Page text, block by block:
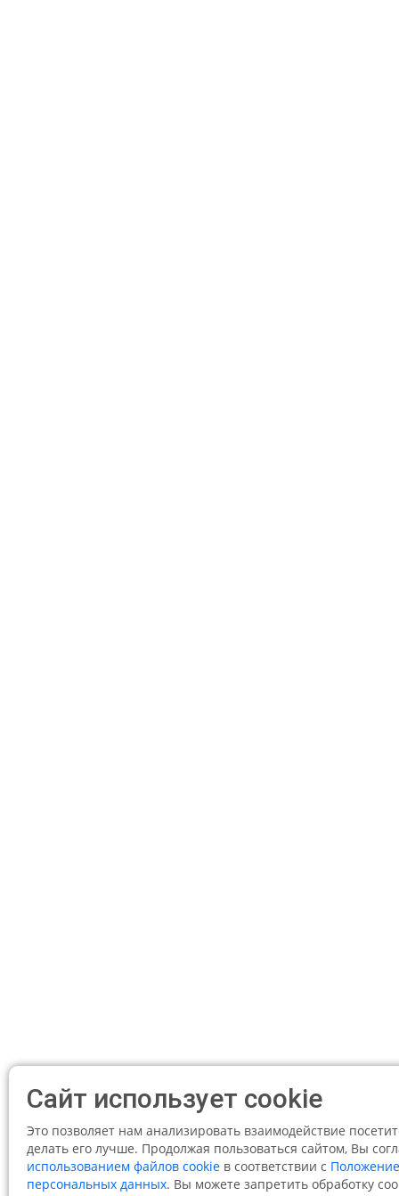
Сайт использует cookie
Это позволяет нам анализировать взаимодействие
делать его лучше. Продолжая пользоваться сайтом, Вы
использованием файлов cookie в соответствии с
персональных данных. Вы можете запретить обработку